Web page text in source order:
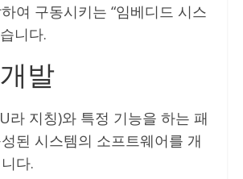
여 구동시키는 “임베디드 시스
니다.
발
라 지칭)와 특정 기능을 하는 패
된 시스템의 소프트웨어를 개
다.